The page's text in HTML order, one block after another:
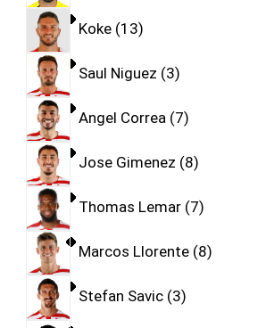
Koke 13
Saul Niguez 3
Angel Correa 7
Jose Gimenez 8
Thomas Lemar 7
Marcos Llorente 8
Stefan Savic 3